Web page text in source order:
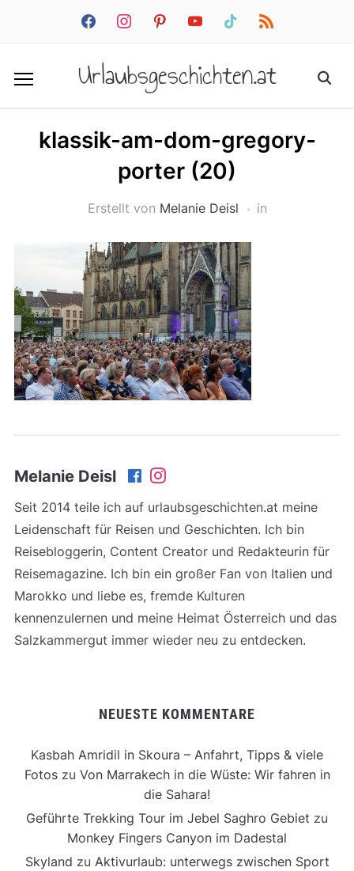
facebookinstagrampinterestyoutube tiktok rss
Urlaubsgeschichten.at
klassik-am-dom-gregory-
porter (20)
Erstellt von Melanie Deisl in
Melanie Deisl
Seit 2014 teile ich auf urlaubsgeschichten.at meine
Leidenschaft für Reisen und Geschichten. Ich bin
Reisebloggerin, Content Creator und Redakteurin für
Reisemagazine. Ich bin ein großer Fan von Italien und
Marokko und liebe es, fremde Kulturen
kennenzulernen und meine Heimat Österreich und das
Salzkammergut immer wieder neu zu entdecken.
NEUESTE KOMMENTARE
Kasbah Amridil in Skoura – Anfahrt, Tipps & viele
Fotoszu Von Marrakech in die Wüste: Wir fahren in
die Sahara!
Geführte Trekking Tour im Jebel Saghro Gebiet zu
Monkey Fingers Canyon im Dadestal
Skyland zu Aktivurlaub: unterwegs zwischen Sport